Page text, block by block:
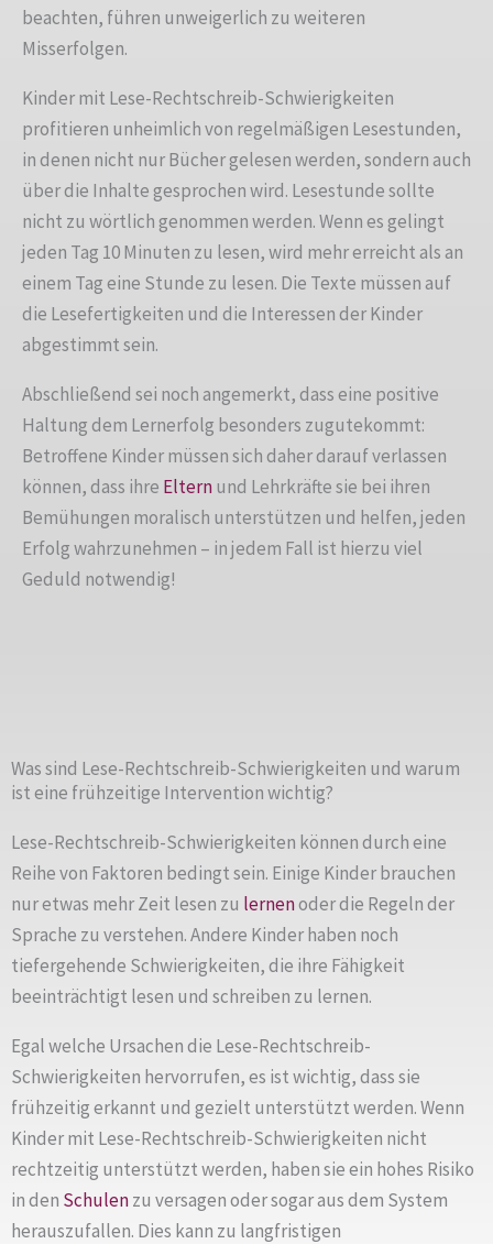
beachten, führen unweigerlich zu weiteren
Misserfolgen.
Kinder mit Lese-Rechtschreib-Schwierigkeiten
profitieren unheimlich von regelmäßigen Lesestunden,
in denen nicht nur Bücher gelesen werden, sondern auch
über die Inhalte gesprochen wird. Lesestunde sollte
nicht zu wörtlich genommen werden. Wenn es gelingt
jeden Tag 10 Minuten zu lesen, wird mehr erreicht als an
einem Tag eine Stunde zu lesen. Die Texte müssen auf
die Lesefertigkeiten und die Interessen der Kinder
abgestimmt sein.
Abschließend sei noch angemerkt, dass eine positive
Haltung dem Lernerfolg besonders zugutekommt:
Betroffene Kinder müssen sich daher darauf verlassen
können, dass ihre Elternund Lehrkräfte sie bei ihren
Bemühungen moralisch unterstützen und helfen, jeden
Erfolg wahrzunehmen – in jedem Fall ist hierzu viel
Geduld notwendig!
Was sind Lese-Rechtschreib-Schwierigkeiten und warum
ist eine frühzeitige Intervention wichtig?
Lese-Rechtschreib-Schwierigkeiten können durch eine
Reihe von Faktoren bedingt sein. Einige Kinder brauchen
nur etwas mehr Zeit lesen zu lernenoder die Regeln der
Sprache zu verstehen. Andere Kinder haben noch
tiefergehende Schwierigkeiten, die ihre Fähigkeit
beeinträchtigt lesen und schreiben zu lernen.
Egal welche Ursachen die Lese-Rechtschreib-
Schwierigkeiten hervorrufen, es ist wichtig, dass sie
frühzeitig erkannt und gezielt unterstützt werden. Wenn
Kinder mit Lese-Rechtschreib-Schwierigkeiten nicht
rechtzeitig unterstützt werden, haben sie ein hohes Risiko
in den Schulenzu versagen oder sogar aus dem System
herauszufallen. Dies kann zu langfristigen